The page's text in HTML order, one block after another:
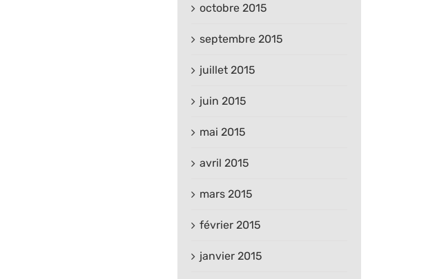
octobre 2015
septembre 2015
juillet 2015
juin 2015
mai 2015
avril 2015
mars 2015
février 2015
janvier 2015